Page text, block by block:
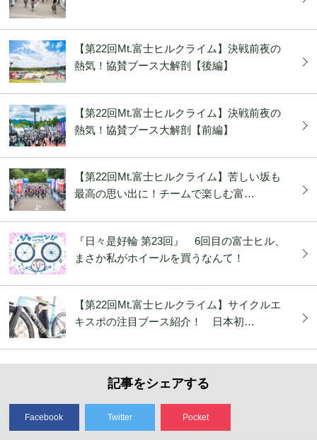
【第22回Mt.富士ヒルクライム】決戦前夜の
熱気！協賛ブース大解剖【後編】
【第22回Mt.富士ヒルクライム】決戦前夜の
熱気！協賛ブース大解剖【前編】
【第22回Mt.富士ヒルクライム】苦しい坂も
最高の思い出に！チームで楽しむ富…
『日々是好輪 第23回』 6回目の富士ヒル、
まさか私がホイールを買うなんて！
【第22回Mt.富士ヒルクライム】サイクルエ
キスポの注目ブース紹介！ 日本初…
記事をシェアする
Facebook Twitter Pocket